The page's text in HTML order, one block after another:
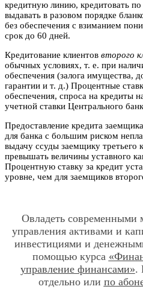
кредитную линию, кредитовать по
выдавать в разовом порядке
без обеспечения с взиманием
срок до 60 дней.
Кредитование клиентов второго
обычных условиях, т. е. при
обеспечения (залога имущества,
гарантии и т. д.) Процентные
обеспечения, спроса на кредиты
учетной ставки Центрального
Предоставление кредита
для банка с большим риском
выдачу ссуды заемщику третьего
превышать величины уставного
Процентную ставку за кредит
уровне, чем для заемщиков
Овладеть современными
управления активами и
инвестициями и
помощью курса
управление финансами».
отдельно или по